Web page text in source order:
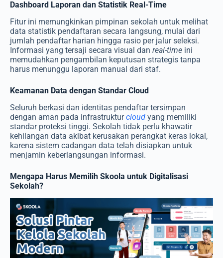
Dashboard Laporan dan Statistik Real-Time
Fitur ini memungkinkan pimpinan sekolah untuk melihat
data statistik pendaftaran secara langsung, mulai dari
jumlah pendaftar harian hingga rasio per jalur seleksi.
Informasi yang tersaji secara visual dan real-time ini
memudahkan pengambilan keputusan strategis tanpa
harus menunggu laporan manual dari staf.
Keamanan Data dengan Standar Cloud
Seluruh berkasi dan identitas pendaftar tersimpan
dengan aman pada infrastrukturcloud yang memiliki
standar proteksi tinggi. Sekolah tidak perlu khawatir
kehilangan data akibat kerusakan perangkat keras lokal,
karena sistem cadangan data telah disiapkan untuk
menjamin keberlangsungan informasi.
Mengapa Harus Memilih Skoola untuk Digitalisasi
Sekolah?